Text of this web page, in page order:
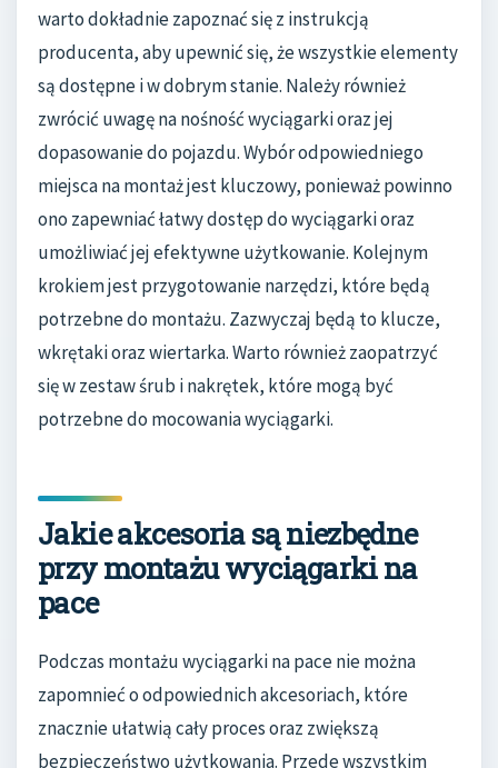
warto dokładnie zapoznać się z instrukcją
producenta, aby upewnić się, że wszystkie elementy
są dostępne i w dobrym stanie. Należy również
zwrócić uwagę na nośność wyciągarki oraz jej
dopasowanie do pojazdu. Wybór odpowiedniego
miejsca na montaż jest kluczowy, ponieważ powinno
ono zapewniać łatwy dostęp do wyciągarki oraz
umożliwiać jej efektywne użytkowanie. Kolejnym
krokiem jest przygotowanie narzędzi, które będą
potrzebne do montażu. Zazwyczaj będą to klucze,
wkrętaki oraz wiertarka. Warto również zaopatrzyć
się w zestaw śrub i nakrętek, które mogą być
potrzebne do mocowania wyciągarki.
Jakie akcesoria są niezbędne
przy montażu wyciągarki na
pace
Podczas montażu wyciągarki na pace nie można
zapomnieć o odpowiednich akcesoriach, które
znacznie ułatwią cały proces oraz zwiększą
bezpieczeństwo użytkowania. Przede wszystkim